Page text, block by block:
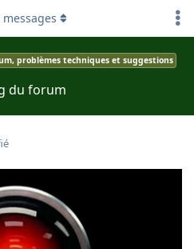
problèmes techniques et suggestions
du forum
messages